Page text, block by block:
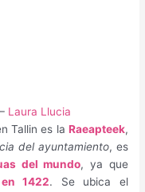
– Laura Llucia
Tallin es la Raeapteek,
del ayuntamiento, es
del mundo, ya que
1422. Se ubica el